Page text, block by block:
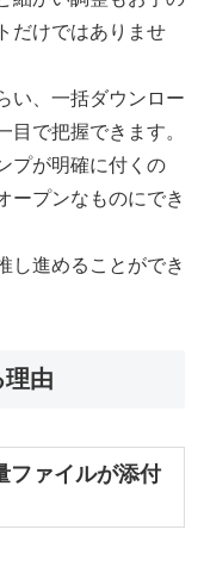
だけではありませ
い、一括ダウンロー
目で把握できます。
プが明確に付くの
ープンなものにでき
し進めることができ
由
ァイルが添付